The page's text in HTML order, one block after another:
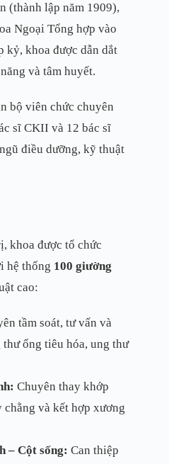
(thành lập năm 1909),
Ngoại Tổng hợp vào
kỷ, khoa được dẫn dắt
và tâm huyết.
bộ viên chức chuyên
sĩ CKII và 12 bác sĩ
điều dưỡng, kỹ thuật
khoa được tổ chức
hệ thống 100 giường
cao:
tầm soát, tư vấn và
ống tiêu hóa, ung thư
Chuyên thay khớp
và kết hợp xương
– Cột sống: Can thiệp